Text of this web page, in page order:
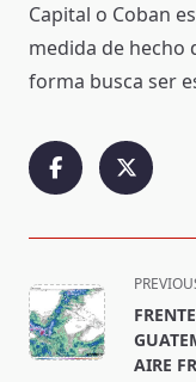
Capital o Coban
medida de hecho
forma busca ser
<span
class="nav-
subtitle
screen-
AIRE